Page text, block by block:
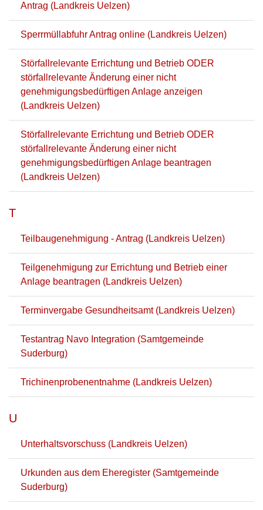
Antrag (Landkreis Uelzen)
Sperrmüllabfuhr Antrag online (Landkreis Uelzen)
Störfallrelevante Errichtung und Betrieb ODER
störfallrelevante Änderung einer nicht
genehmigungsbedürftigen Anlage anzeigen
(Landkreis Uelzen)
Störfallrelevante Errichtung und Betrieb ODER
störfallrelevante Änderung einer nicht
genehmigungsbedürftigen Anlage beantragen
(Landkreis Uelzen)
T
Teilbaugenehmigung - Antrag (Landkreis Uelzen)
Teilgenehmigung zur Errichtung und Betrieb einer
Anlage beantragen (Landkreis Uelzen)
Terminvergabe Gesundheitsamt (Landkreis Uelzen)
Testantrag Navo Integration (Samtgemeinde
Suderburg)
Trichinenprobenentnahme (Landkreis Uelzen)
U
Unterhaltsvorschuss (Landkreis Uelzen)
Urkunden aus dem Eheregister (Samtgemeinde
Suderburg)